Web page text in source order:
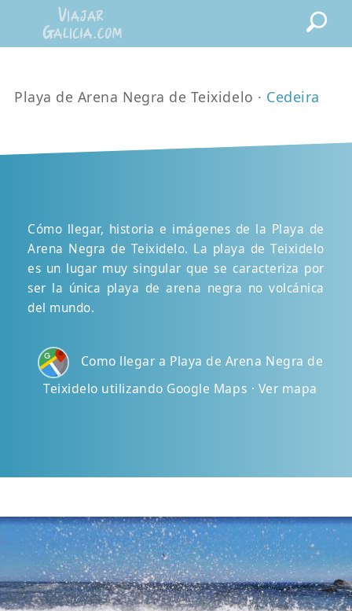
Playa de Arena Negra de Teixidelo · Cedeira
Cómo llegar, historia e imágenes de la Playa de
Arena Negra de Teixidelo. La playa de Teixidelo
es un lugar muy singular que se caracteriza por
ser la única playa de arena negra no volcánica
del mundo.
Como llegar a Playa de Arena Negra de
Teixidelo utilizando Google Maps · Ver mapa